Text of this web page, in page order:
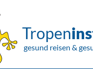
Tropen
gesund reisen &